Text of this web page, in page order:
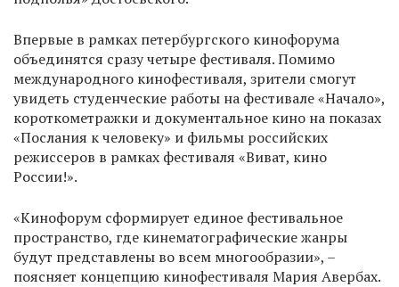
Впервые в рамках петербургского кинофорума
объединятся сразу четыре фестиваля. Помимо
международного кинофестиваля, зрители смогут
увидеть студенческие работы на фестивале «Начало»,
короткометражки и документальное кино на показах
«Послания к человеку» и фильмы российских
режиссеров в рамках фестиваля «Виват, кино
России!».
«Кинофорум сформирует единое фестивальное
пространство, где кинематографические жанры
будут представлены во всем многообразии», –
поясняет концепцию кинофестиваля Мария Авербах.